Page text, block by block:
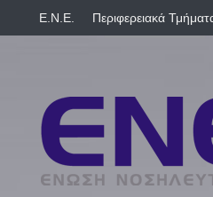
E.N.E. Περιφερειακά